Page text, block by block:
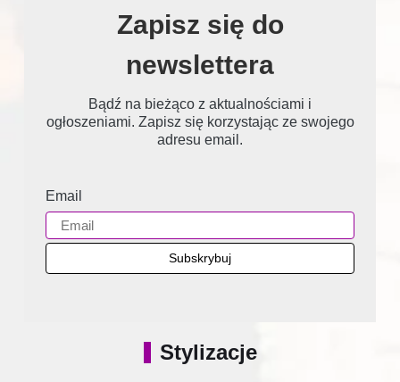
Zapisz się do
newslettera
Bądź na bieżąco z aktualnościami i
ogłoszeniami. Zapisz się korzystając ze swojego
adresu email.
Email
Stylizacje